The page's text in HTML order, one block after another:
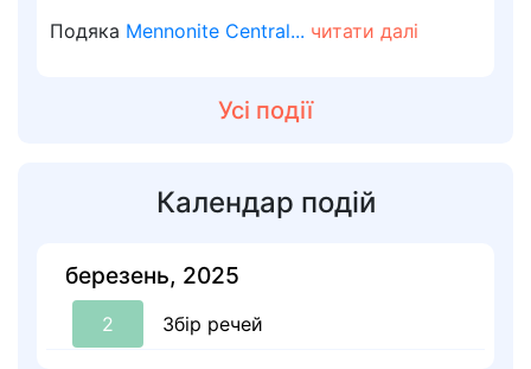
Подяка Mennonite Central... читати далі
Усі події
Календар подій
березень, 2025
2 Збір речей